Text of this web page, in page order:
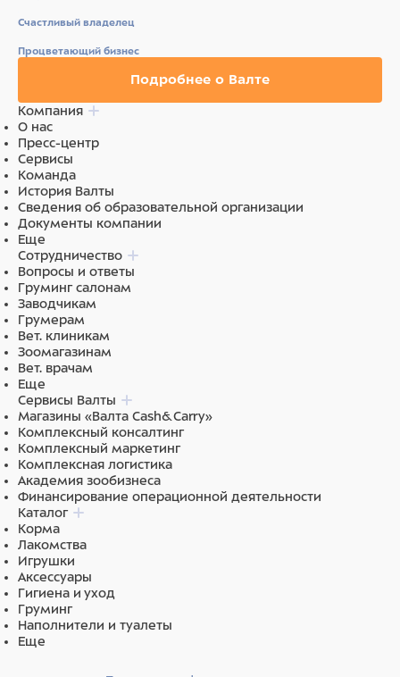
Счастливый владелец
Процветающий бизнес
Подробнее о Валте
Компания
О нас
Пресс-центр
Сервисы
Команда
История Валты
Сведения об образовательной организации
Документы компании
Еще
Сотрудничество
Вопросы и ответы
Груминг салонам
Заводчикам
Грумерам
Вет. клиникам
Зоомагазинам
Вет. врачам
Еще
Сервисы Валты
Магазины «Валта Cash&Carry»
Комплексный консалтинг
Комплексный маркетинг
Комплексная логистика
Академия зообизнеса
Финансирование операционной деятельности
Каталог
Корма
Лакомства
Игрушки
Аксессуары
Гигиена и уход
Груминг
Наполнители и туалеты
Еще